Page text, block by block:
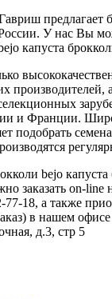
предлагает
У нас Вы
капуста
производителей,
и Франции.
подобрать
bejo капуста
заказать on-line
18, а также
в нашем
д.3, стр 5